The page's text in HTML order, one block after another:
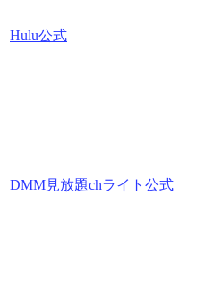
Hulu公式
DMM見放題chライト公式